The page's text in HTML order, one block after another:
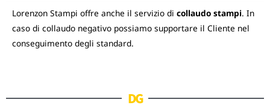
Lorenzon Stampi offre anche il servizio di collaudo stampi. In
caso di collaudo negativo possiamo supportare il Cliente nel
conseguimento degli standard.
DG